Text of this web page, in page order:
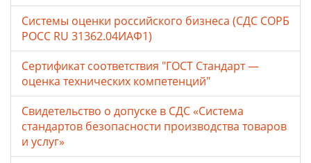
Системы оценки российского бизнеса (СДС СОРБ
РОСС RU 31362.04ИАФ1)
Сертификат соответствия "ГОСТ Стандарт —
оценка технических компетенций"
Свидетельство о допуске в СДС «Система
стандартов безопасности производства товаров
и услуг»